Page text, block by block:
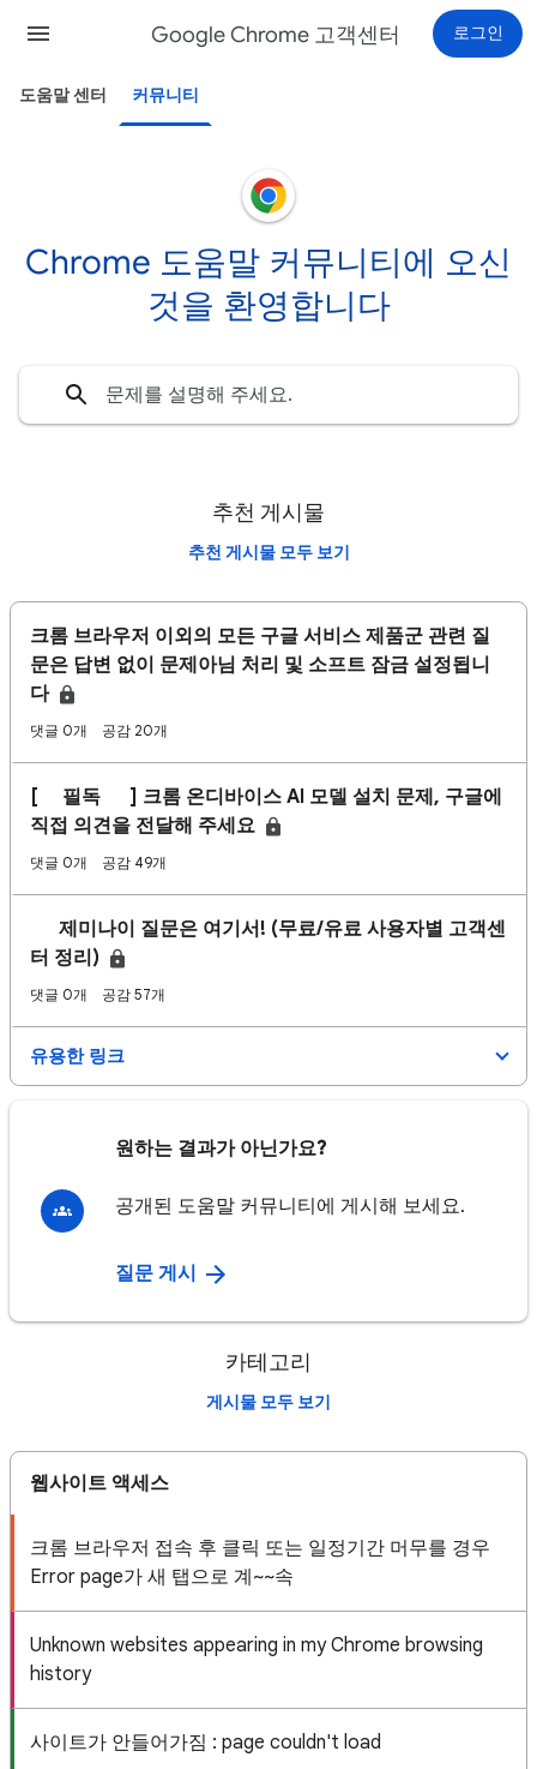
Google Chrome 고객센터 로그인
도움말 센터 커뮤니티
Chrome 도움말 커뮤니티에 오신
것을 환영합니다
추천 게시물
추천 게시물 모두 보기
크롬 브라우저 이외의 모든 구글 서비스 제품군 관련 질
문은 답변 없이 문제아님 처리 및 소프트 잠금 설정됩니
다
댓글 0개 공감 20개
[⭐️필독⭐️ ] 크롬 온디바이스 AI 모델 설치 문제, 구글에
직접 의견을 전달해 주세요
댓글 0개 공감 49개
⚠️ 제미나이 질문은 여기서! (무료/유료 사용자별 고객센
터 정리)
댓글 0개 공감 57개
유용한 링크
원하는 결과가 아닌가요?
공개된 도움말 커뮤니티에 게시해 보세요.
질문 게시
카테고리
게시물 모두 보기
웹사이트 액세스
크롬 브라우저 접속 후 클릭 또는 일정기간 머무를 경우
Error page가 새 탭으로 계~~속
Unknown websites appearing in my Chrome browsing
history
사이트가 안들어가짐 : page couldn't load